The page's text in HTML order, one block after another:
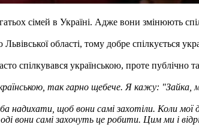
сімей в Україні. Адже вони змінюють
області, тому добре спілкується
спілкувався українською, проте публічно
так гарно щебече. Я кажу:
щоб вони самі захотіли. Коли мої
самі захочуть це робити. Цим ми і